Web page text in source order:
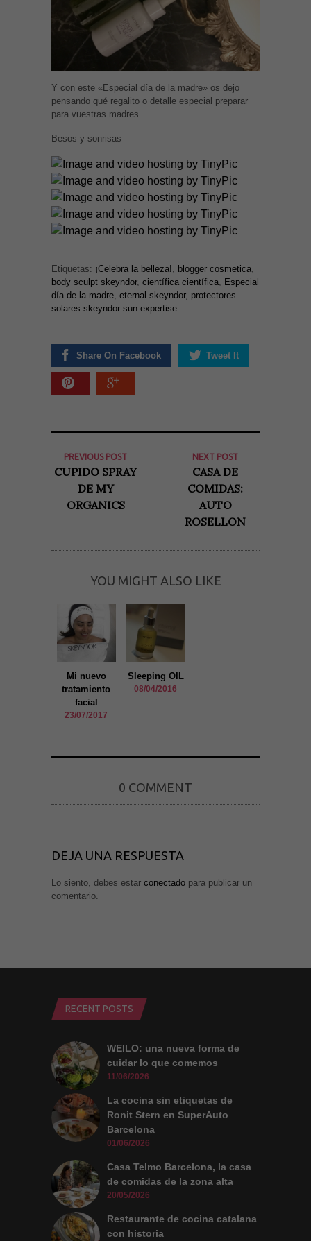
Y con este «Especial día de la madre» os dejo
pensando qué regalito o detalle especial preparar
para vuestras madres.
Besos y sonrisas
Etiquetas: ¡Celebra la belleza! blogger cosmetica
body sculpt skeyndor, científica científica
Especial
día de la madre eternal skeyndor, protectores
solares skeyndor sun expertise
Share On Facebook Tweet It
PREVIOUS POST
CUPIDO SPRAY
DE MY
ORGANICS
NEXT POST
CASA DE
COMIDAS:
AUTO
ROSELLON
YOU MIGHT ALSO LIKE
Mi nuevo
tratamiento
facial
23/07/2017
Sleeping OIL
08/04/2016
0 COMMENT
DEJA UNA RESPUESTA
Lo siento, debes estar conectado para publicar un
comentario.
RECENT POSTS
WEILO: una nueva forma de
cuidar lo que comemos
11/06/2026
La cocina sin etiquetas de
Ronit Stern en SuperAuto
Barcelona
01/06/2026
Casa Telmo Barcelona, la casa
de comidas de la zona alta
20/05/2026
Restaurante de cocina catalana
con historia
Necesarias
Estadísticas
cookies no
son
necesarias
para que
web. Para
mejorar la
web.
rechaza estas
funcionalidades
Marketing
comportamiento